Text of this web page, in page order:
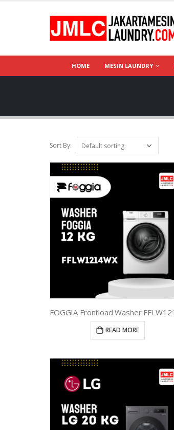
HOME MESIN LAUNDRY
Sort By:
READ MORE